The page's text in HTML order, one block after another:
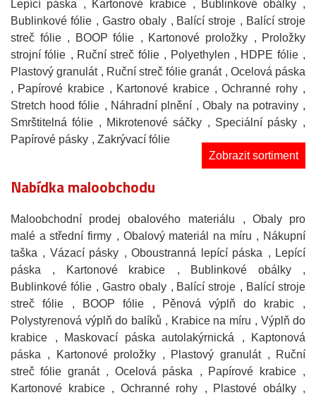
Lepící páska , Kartonové krabice , Bublinkové obálky ,
Bublinkové fólie , Gastro obaly , Balící stroje , Balící stroje
streč fólie , BOOP fólie , Kartonové proložky , Proložky
strojní fólie , Ruční streč fólie , Polyethylen , HDPE fólie ,
Plastový granulát , Ruční streč fólie granát , Ocelová páska
, Papírové krabice , Kartonové krabice , Ochranné rohy ,
Stretch hood fólie , Náhradní plnění , Obaly na potraviny ,
Smrštitelná fólie , Mikrotenové sáčky , Speciální pásky ,
Papírové pásky , Zakrývací fólie
Zobrazit sortiment
Nabídka maloobchodu
Maloobchodní prodej obalového materiálu
, Obaly pro
malé a střední firmy , Obalový materiál na míru , Nákupní
taška , Vázací pásky , Oboustranná lepící páska , Lepící
páska
, Kartonové krabice , Bublinkové obálky
,
Bublinkové fólie , Gastro obaly , Balící stroje , Balící stroje
streč fólie
, BOOP fólie , Pěnová výplň do krabic
,
Polystyrenová výplň do balíků , Krabice na míru , Výplň do
krabice
, Maskovací páska autolakýrnická
, Kaptonová
páska
, Kartonové proložky , Plastový granulát
, Ruční
streč fólie granát , Ocelová páska , Papírové krabice
,
Kartonové krabice
, Ochranné rohy , Plastové obálky
,